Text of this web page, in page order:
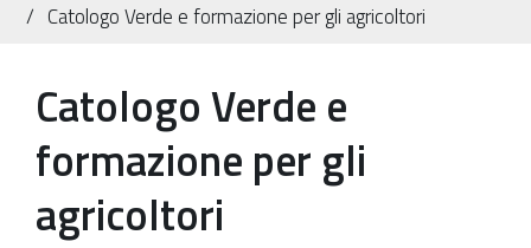
sei Catologo Verde e formazione per gli agricoltori
Catologo Verde e
formazione per gli
agricoltori